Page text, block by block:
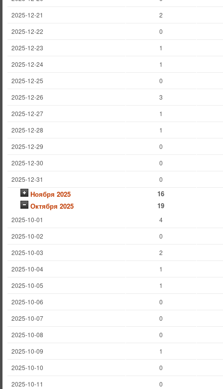
2025-12-21
2
2025-12-22
0
2025-12-23
1
2025-12-24
1
2025-12-25
0
2025-12-26
3
2025-12-27
1
2025-12-28
1
2025-12-29
0
2025-12-30
0
2025-12-31
0
Ноября 2025
16
Октября 2025
19
2025-10-01
4
2025-10-02
0
2025-10-03
2
2025-10-04
1
2025-10-05
1
2025-10-06
0
2025-10-07
0
2025-10-08
0
2025-10-09
1
2025-10-10
0
2025-10-11
0